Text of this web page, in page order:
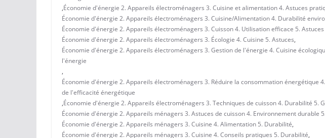
,Économie d'énergie 2. Appareils électroménagers 3. Cuisine et alimentation 4. Astuces
Économie d'énergie 2. Appareils électroménagers 3. Cuisine/Alimentation 4. Durabilité
Économie d'énergie 2. Appareils électroménagers 3. Cuisson 4. Utilisation efficace 5.
Économie d'énergie 2. Appareils électroménagers 3. Écologie 4. Cuisine 5. Astuces,
Économie d'énergie 2. Appareils électroménagers 3. Gestion de l'énergie 4. Cuisine
l'énergie
,
Économie d'énergie 2. Appareils électroménagers 3. Réduire la consommation énergétique
de l'efficacité énergétique
,Économie d'énergie 2. Appareils électroménagers 3. Techniques de cuisson 4. Durabilité 5.
Économie d'énergie 2. Appareils ménagers 3. Astuces de cuisson 4. Environnement durable
Économie d'énergie 2. Appareils ménagers 3. Cuisine 4. Alimentation 5. Durabilité,
Économie d'énergie 2. Appareils ménagers 3. Cuisine 4. Conseils pratiques 5. Durabilité,